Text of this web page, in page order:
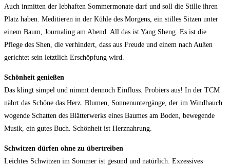
Auch inmitten der lebhaften Sommermonate darf und soll die Stille ihren
Platz haben. Meditieren in der Kühle des Morgens, ein stilles Sitzen unter
einem Baum, Journaling am Abend. All das ist Yang Sheng. Es ist die
Pflege des Shen, die verhindert, dass aus Freude und einem nach Außen
gerichtet sein letztlich Erschöpfung wird.
Schönheit genießen
Das klingt simpel und nimmt dennoch Einfluss. Probiers aus! In der TCM
nährt das Schöne das Herz. Blumen, Sonnenuntergänge, der im Windhauch
wogende Schatten des Blätterwerks eines Baumes am Boden, bewegende
Musik, ein gutes Buch. Schönheit ist Herznahrung.
Schwitzen dürfen ohne zu übertreiben
Leichtes Schwitzen im Sommer ist gesund und natürlich. Exzessives